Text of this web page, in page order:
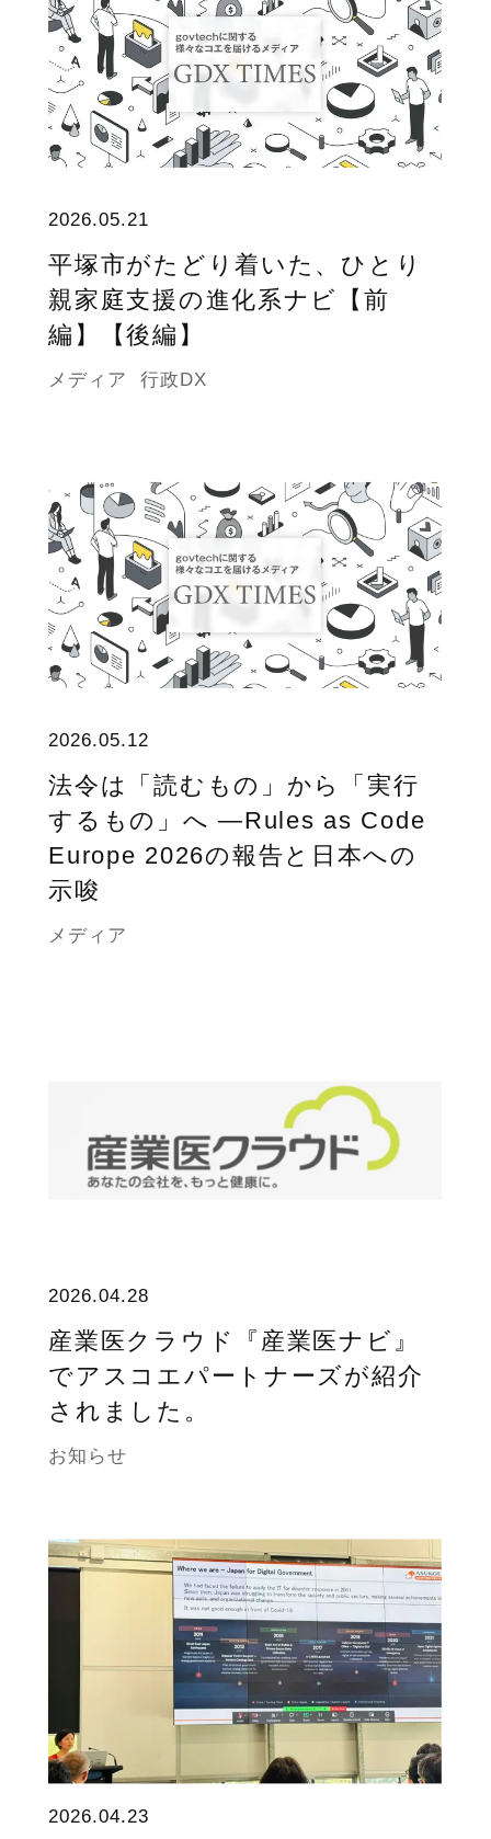
2026.05.21
平塚市がたどり着いた、ひとり
親家庭支援の進化系ナビ【前
編】【後編】
メディア 行政DX
2026.05.12
法令は「読むもの」から「実行
するもの」へ ―Rules as Code
Europe 2026の報告と日本への
示唆
メディア
2026.04.28
産業医クラウド『産業医ナビ』
でアスコエパートナーズが紹介
されました。
お知らせ
2026.04.23